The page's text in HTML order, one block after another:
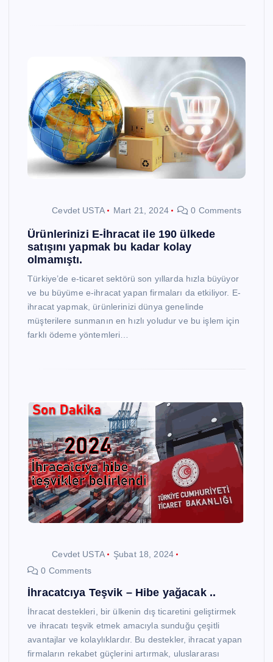
Cevdet USTA Mart 21, 2024 0 Comments
Ürünlerinizi E-İhracat ile 190 ülkede
satışını yapmak bu kadar kolay
olmamıştı.
Türkiye’de e-ticaret sektörü son yıllarda hızla büyüyor
ve bu büyüme e-ihracat yapan firmaları da etkiliyor. E-
ihracat yapmak, ürünlerinizi dünya genelinde
müşterilere sunmanın en hızlı yoludur ve bu işlem için
farklı ödeme yöntemleri…
Cevdet USTA
Şubat 18, 2024
0 Comments
İhracatcıya Teşvik – Hibe yağacak ..
İhracat destekleri, bir ülkenin dış ticaretini geliştirmek
ve ihracatı teşvik etmek amacıyla sunduğu çeşitli
avantajlar ve kolaylıklardır. Bu destekler, ihracat yapan
firmaların rekabet güçlerini artırmak, uluslararası